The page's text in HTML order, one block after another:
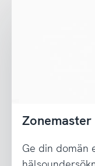
Zonemaster
Ge din domän